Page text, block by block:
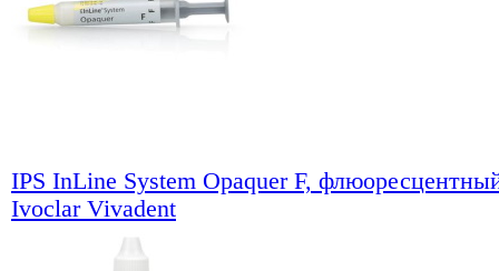
IPS InLine System Opaquer F,
Ivoclar Vivadent